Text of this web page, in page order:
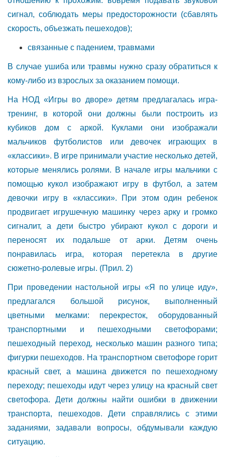
сигнал, соблюдать меры предосторожности (сбавлять
скорость, объезжать пешеходов);
связанные с падением, травмами
В случае ушиба или травмы нужно сразу обратиться к
кому-либо из взрослых за оказанием помощи.
На НОД «Игры во дворе» детям предлагалась игра-
тренинг, в которой они должны были построить из
кубиков дом с аркой. Куклами они изображали
мальчиков футболистов или девочек играющих в
«классики». В игре принимали участие несколько детей,
которые менялись ролями. В начале игры мальчики с
помощью кукол изображают игру в футбол, а затем
девочки игру в «классики». При этом один ребенок
продвигает игрушечную машинку через арку и громко
сигналит, а дети быстро убирают кукол с дороги и
переносят их подальше от арки. Детям очень
понравилась игра, которая перетекла в другие
сюжетно-ролевые игры. (Прил. 2)
При проведении настольной игры «Я по улице иду»,
предлагался большой рисунок, выполненный
цветными мелками: перекресток, оборудованный
транспортными и пешеходными светофорами;
пешеходный переход, несколько машин разного типа;
фигурки пешеходов. На транспортном светофоре горит
красный свет, а машина движется по пешеходному
переходу; пешеходы идут через улицу на красный свет
светофора. Дети должны найти ошибки в движении
транспорта, пешеходов. Дети справлялись с этими
заданиями, задавали вопросы, обдумывали каждую
ситуацию.